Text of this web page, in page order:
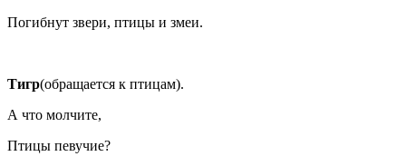
Погибнут звери, птицы и змеи.
Тигр(обращается к птицам).
А что молчите,
Птицы певучие?